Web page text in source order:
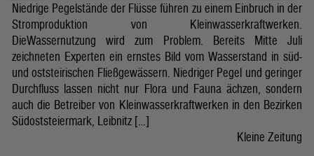
Niedrige Pegelstände der Flüsse führen zu einem Einbruch in der
Stromproduktion von Kleinwasserkraftwerken.
DieWassernutzung wird zum Problem. Bereits Mitte Juli
zeichneten Experten ein ernstes Bild vom Wasserstand in süd-
und oststeirischen Fließgewässern. Niedriger Pegel und geringer
Durchfluss lassen nicht nur Flora und Fauna ächzen, sondern
auch die Betreiber von Kleinwasserkraftwerken in den Bezirken
Südoststeiermark, Leibnitz […]
Kleine Zeitung